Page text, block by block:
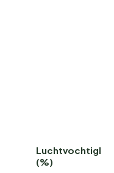
(%)